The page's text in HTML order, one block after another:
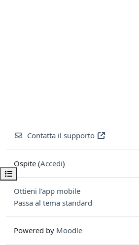
Apri indice del corso
Contatta il supporto
Ospite (Accedi)
Ottieni l'app mobile
Passa al tema standard
Powered by Moodle